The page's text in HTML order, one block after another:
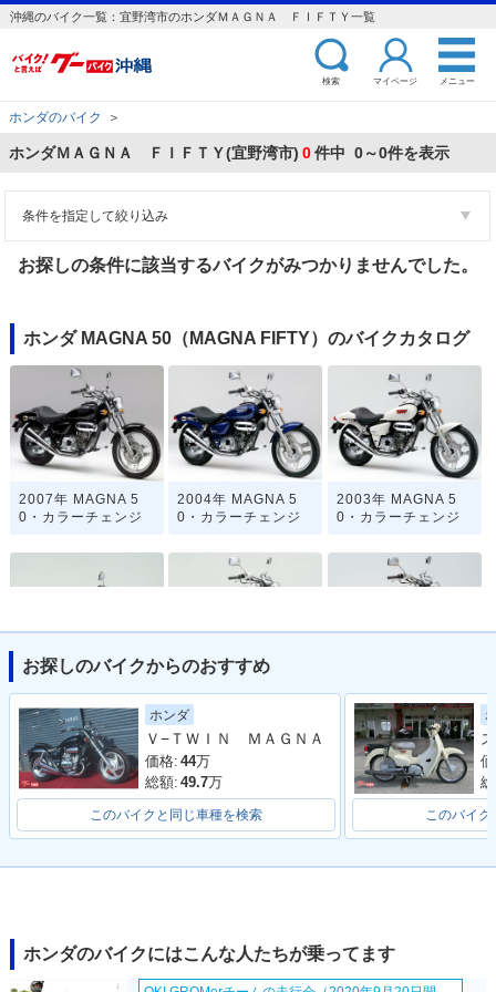
沖縄のバイク一覧：宜野湾市のホンダＭＡＧＮＡ ＦＩＦＴＹ一覧
検索 マイページ メニュー
ホンダのバイク ＞
ホンダＭＡＧＮＡ ＦＩＦＴＹ(宜野湾市) 0件中 0～0件を表示
条件を指定して絞り込み
お探しの条件に該当するバイクがみつかりませんでした。
ホンダ MAGNA 50（MAGNA FIFTY）のバイクカタログ
2007年 MAGNA 5
0・カラーチェンジ
2004年 MAGNA 5
0・カラーチェンジ
2003年 MAGNA 5
0・カラーチェンジ
0・マイナーチェン
ジ
0・カラーチェンジ
お探しのバイクからのおすすめ
ホンダ
Ｖ−ＴＷＩＮ ＭＡＧＮＡ
価格: 44万
総額: 49.7万
このバイクと同じ車種を検索 このバイク
ホンダのバイクにはこんな人たちが乗ってます